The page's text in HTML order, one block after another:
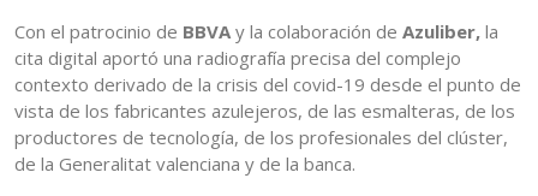
Con el patrocinio de BBVA y la colaboración de Azuliber, la
cita digital aportó una radiografía precisa del complejo
contexto derivado de la crisis del covid-19 desde el punto de
vista de los fabricantes azulejeros, de las esmalteras, de los
productores de tecnología, de los profesionales del clúster,
de la Generalitat valenciana y de la banca.